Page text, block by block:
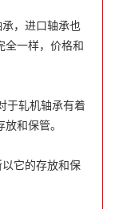
，进口轴承也
全一样，价格和
轧机轴承有着
和保管。
它的存放和保